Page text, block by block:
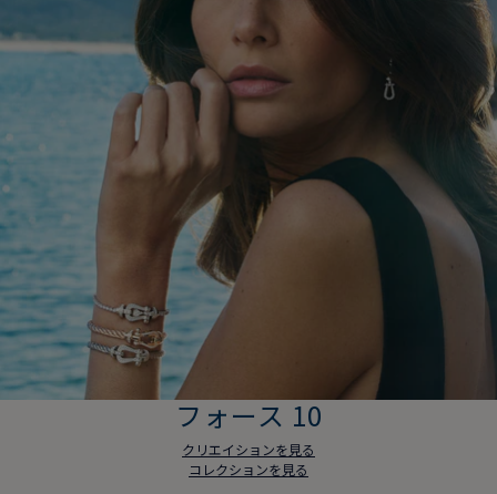
フォース 10
クリエイションを見る
コレクションを見る